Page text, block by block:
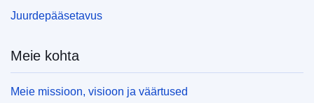
Juurdepääsetavus
Meie kohta
Meie missioon, visioon ja väärtused